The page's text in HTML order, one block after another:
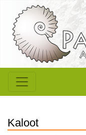
Kaloot